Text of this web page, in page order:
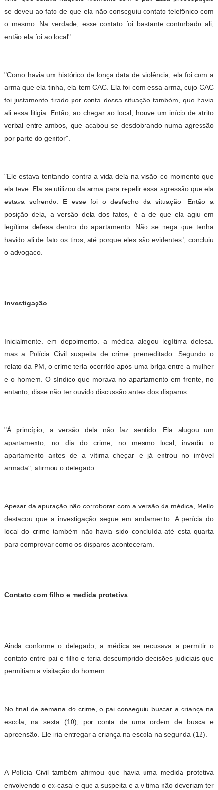
se deveu ao fato de que ela não conseguiu contato telefônico com
o mesmo. Na verdade, esse contato foi bastante conturbado ali,
então ela foi ao local".
"Como havia um histórico de longa data de violência, ela foi com a
arma que ela tinha, ela tem CAC. Ela foi com essa arma, cujo CAC
foi justamente tirado por conta dessa situação também, que havia
ali essa litigia. Então, ao chegar ao local, houve um início de atrito
verbal entre ambos, que acabou se desdobrando numa agressão
por parte do genitor".
"Ele estava tentando contra a vida dela na visão do momento que
ela teve. Ela se utilizou da arma para repelir essa agressão que ela
estava sofrendo. E esse foi o desfecho da situação. Então a
posição dela, a versão dela dos fatos, é a de que ela agiu em
legítima defesa dentro do apartamento. Não se nega que tenha
havido ali de fato os tiros, até porque eles são evidentes", concluiu
o advogado.
Investigação
Inicialmente, em depoimento, a médica alegou legítima defesa,
mas a Polícia Civil suspeita de crime premeditado. Segundo o
relato da PM, o crime teria ocorrido após uma briga entre a mulher
e o homem. O síndico que morava no apartamento em frente, no
entanto, disse não ter ouvido discussão antes dos disparos.
"À princípio, a versão dela não faz sentido. Ela alugou um
apartamento, no dia do crime, no mesmo local, invadiu o
apartamento antes de a vítima chegar e já entrou no imóvel
armada", afirmou o delegado.
Apesar da apuração não corroborar com a versão da médica, Mello
destacou que a investigação segue em andamento. A perícia do
local do crime também não havia sido concluída até esta quarta
para comprovar como os disparos aconteceram.
Contato com filho e medida protetiva
Ainda conforme o delegado, a médica se recusava a permitir o
contato entre pai e filho e teria descumprido decisões judiciais que
permitiam a visitação do homem.
No final de semana do crime, o pai conseguiu buscar a criança na
escola, na sexta (10), por conta de uma ordem de busca e
apreensão. Ele iria entregar a criança na escola na segunda (12).
A Polícia Civil também afirmou que havia uma medida protetiva
envolvendo o ex-casal e que a suspeita e a vítima não deveriam ter